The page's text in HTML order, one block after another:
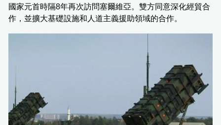
國家元首時隔8年再次訪問塞爾維亞。雙方同意深化經貿合
作，並擴大基礎設施和人道主義援助領域的合作。